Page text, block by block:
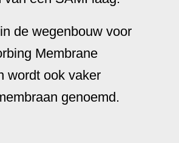
de wegenbouw voor
Membrane
wordt ook vaker
genoemd.